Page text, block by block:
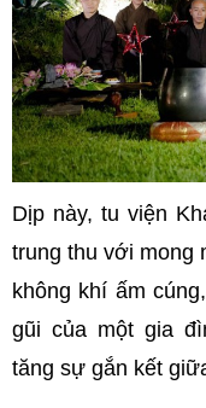
Dịp này, tu viện
trung thu với mong
không khí ấm
gũi của một gia
tăng sự gắn kết